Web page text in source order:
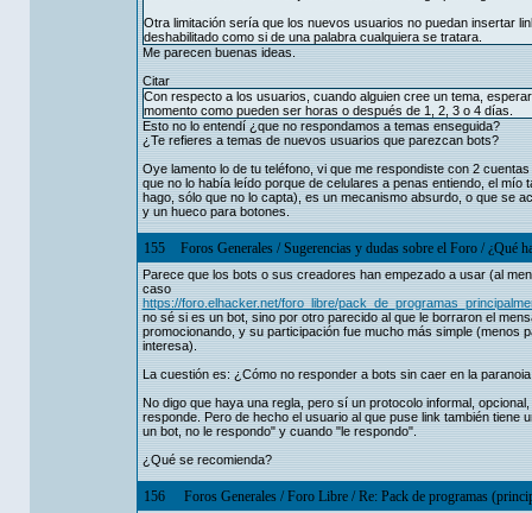
Otra limitación sería que los nuevos usuarios no puedan insertar
deshabilitado como si de una palabra cualquiera se tratara.
Me parecen buenas ideas.
Citar
Con respecto a los usuarios, cuando alguien cree un tema,
momento como pueden ser horas o después de 1, 2, 3 o 4 días.
Esto no lo entendí ¿que no respondamos a temas enseguida?
¿Te refieres a temas de nuevos usuarios que parezcan bots?
Oye lamento lo de tu teléfono, vi que me respondiste con 2
que no lo había leído porque de celulares a penas entiendo, el
hago, sólo que no lo capta), es un mecanismo absurdo, o que se
y un hueco para botones.
155 Foros Generales/Sugerencias y dudas sobre el Foro/¿Qué
Parece que los bots o sus creadores han empezado a usar (al
caso
https://foro.elhacker.net/foro_libre/
no sé si es un bot, sino por otro parecido al que le borraron el
promocionando, y su participación fue mucho más simple (menos
interesa).
La cuestión es: ¿Cómo no responder a bots sin caer en la
No digo que haya una regla, pero sí un protocolo informal,
responde. Pero de hecho el usuario al que puse link también
un bot, no le respondo" y cuando "le respondo".
¿Qué se recomienda?
156 Foros Generales/Foro Libre/Re: Pack de programas